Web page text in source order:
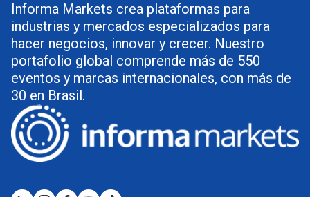
Informa Markets crea plataformas para
industrias y mercados especializados para
hacer negocios, innovar y crecer. Nuestro
portafolio global comprende más de 550
eventos y marcas internacionales, con más de
30 en Brasil.